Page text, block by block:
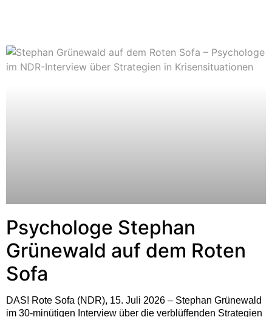
Psychologe Stephan
Grünewald auf dem Roten
Sofa
DAS! Rote Sofa (NDR), 15. Juli 2026 – Stephan Grünewald
im 30-minütigen Interview über die verblüffenden Strategien